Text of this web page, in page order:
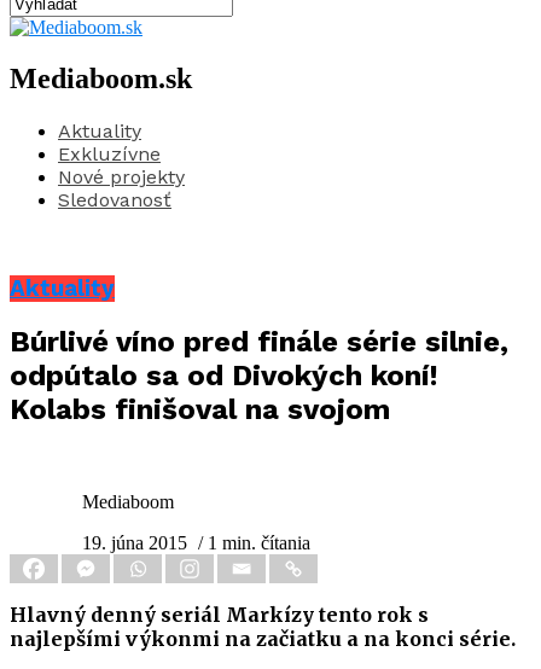
Mediaboom.sk
Aktuality
Exkluzívne
Nové projekty
Sledovanosť
Aktuality
Búrlivé víno pred finále série silnie,
odpútalo sa od Divokých koní!
Kolabs finišoval na svojom
Mediaboom
19. júna 2015 / 1 min. čítania
Hlavný denný seriál Markízy tento rok s
najlepšími výkonmi na začiatku a na konci série.